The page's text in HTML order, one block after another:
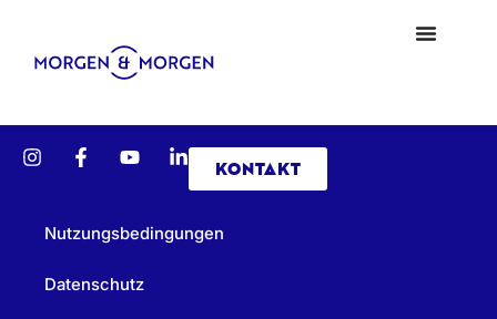
KONTAKT
Nutzungsbedingungen
Datenschutz